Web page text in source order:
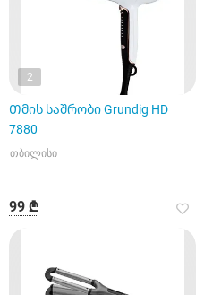
2
Თმის საშრობი Grundig HD
7880
თბილისი
99 ₾